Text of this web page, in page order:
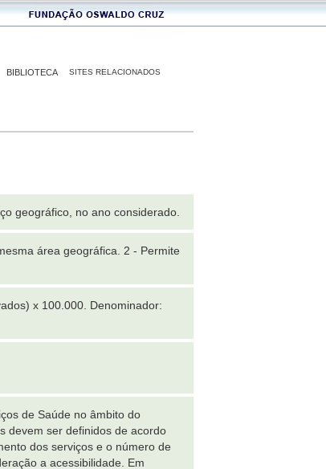
BIBLIOTECA SITES RELACIONADOS
geográfico, no ano considerado.
área geográfica. 2 - Permite
x 100.000. Denominador:
de Saúde no âmbito do
devem ser definidos de acordo
dos serviços e o número de
a acessibilidade. Em